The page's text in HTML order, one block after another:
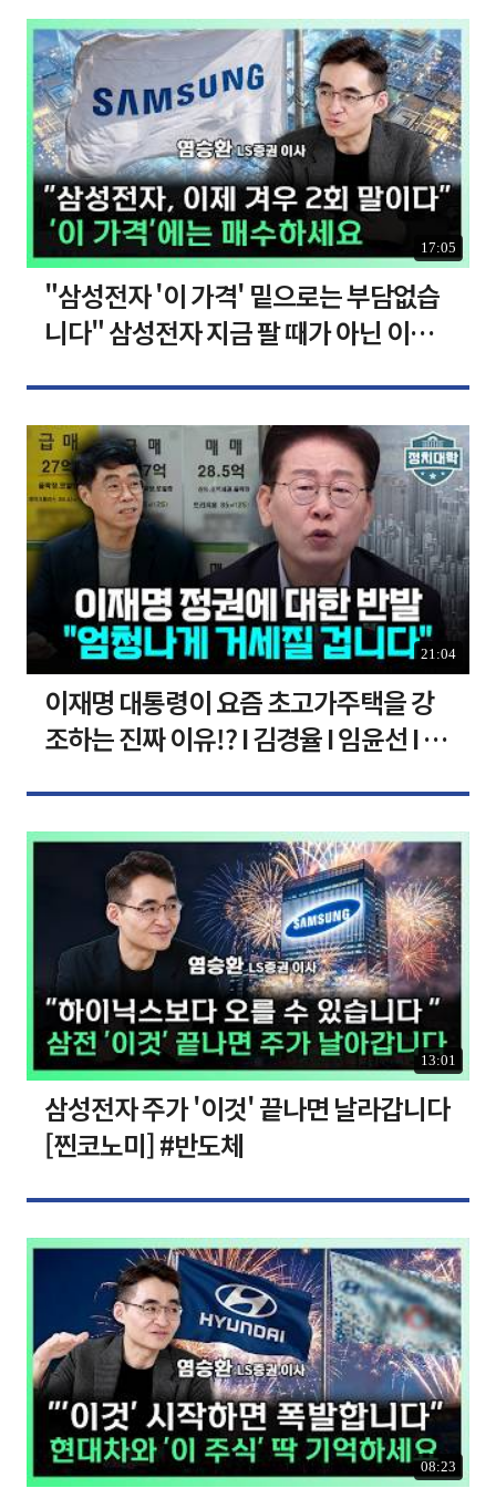
17:05
"삼성전자 '이 가격' 밑으로는 부담없습
니다" 삼성전자 지금 팔 때가 아닌 이유
21:04
이재명 대통령이 요즘 초고가주택을 강
조하는 진짜 이유!? I 김경율 I 임윤선 I 정
13:01
삼성전자 주가 '이것' 끝나면 날라갑니다
[찐코노미] #반도체
08:23